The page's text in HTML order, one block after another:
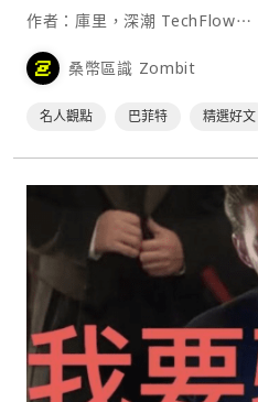
作者：庫里，深潮 TechFlow⋯
桑幣區識 Zombit
名人觀點 巴菲特 精選好文